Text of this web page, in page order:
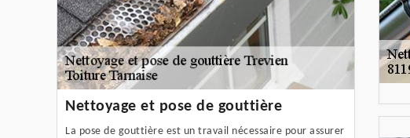
Nettoyage et pose de gouttière
La pose de gouttière est un travail nécessaire pour assurer